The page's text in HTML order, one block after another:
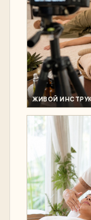
ЖИВОЙ